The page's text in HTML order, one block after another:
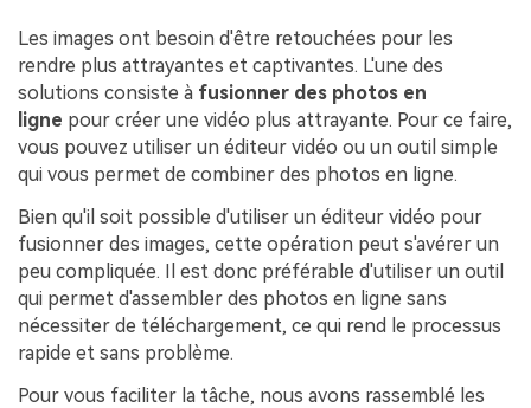
Les images ont besoin d'être retouchées pour les
rendre plus attrayantes et captivantes. L'une des
solutions consiste à fusionner des photos en
ligne pour créer une vidéo plus attrayante. Pour ce faire,
vous pouvez utiliser un éditeur vidéo ou un outil simple
qui vous permet de combiner des photos en ligne.
Bien qu'il soit possible d'utiliser un éditeur vidéo pour
fusionner des images, cette opération peut s'avérer un
peu compliquée. Il est donc préférable d'utiliser un outil
qui permet d'assembler des photos en ligne sans
nécessiter de téléchargement, ce qui rend le processus
rapide et sans problème.
Pour vous faciliter la tâche, nous avons rassemblé les